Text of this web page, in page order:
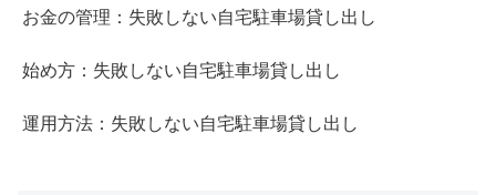
お金の管理：失敗しない自宅駐車場貸し出し
始め方：失敗しない自宅駐車場貸し出し
運用方法：失敗しない自宅駐車場貸し出し